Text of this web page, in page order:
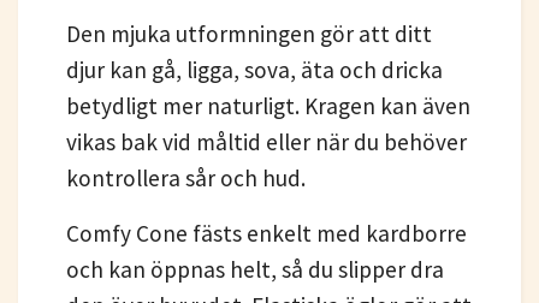
Den mjuka utformningen gör att ditt
djur kan gå, ligga, sova, äta och dricka
betydligt mer naturligt. Kragen kan även
vikas bak vid måltid eller när du behöver
kontrollera sår och hud.
Comfy Cone fästs enkelt med kardborre
och kan öppnas helt, så du slipper dra